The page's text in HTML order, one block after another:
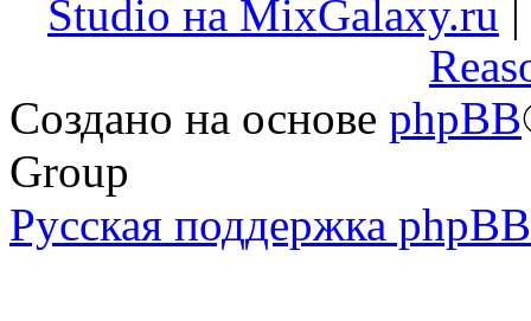
Studio на MixGalaxy.ru
Создано на основе phpBB
Group
Русская поддержка phpBB